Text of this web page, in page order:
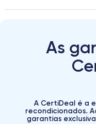
As
A CertiDeal é a
recondicionados.
garantias